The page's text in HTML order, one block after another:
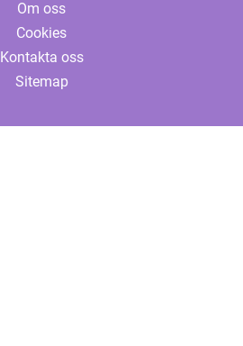
Om oss
Cookies
Kontakta oss
Sitemap